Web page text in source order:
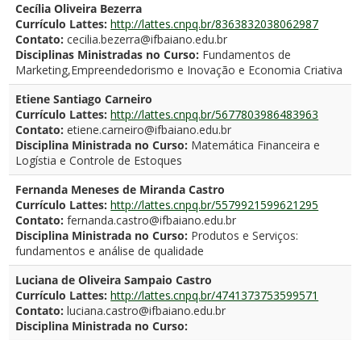
Cecília Oliveira Bezerra
Currículo Lattes:http://lattes.cnpq.br/8363832038062987
Contato: cecilia.bezerra@ifbaiano.edu.br
Disciplinas Ministradas no Curso: Fundamentos de
Marketing,Empreendedorismo e Inovação e Economia Criativa
Etiene Santiago Carneiro
Currículo Lattes:http://lattes.cnpq.br/5677803986483963
Contato: etiene.carneiro@ifbaiano.edu.br
Disciplina Ministrada no Curso: Matemática Financeira e
Logístia e Controle de Estoques
Fernanda Meneses de Miranda Castro
Currículo Lattes: http://lattes.cnpq.br/5579921599621295
Contato: fernanda.castro@ifbaiano.edu.br
Disciplina Ministrada no Curso: Produtos e Serviços:
fundamentos e análise de qualidade
Luciana de Oliveira Sampaio Castro
Currículo Lattes: http://lattes.cnpq.br/4741373753599571
Contato: luciana.castro@ifbaiano.edu.br
Disciplina Ministrada no Curso: